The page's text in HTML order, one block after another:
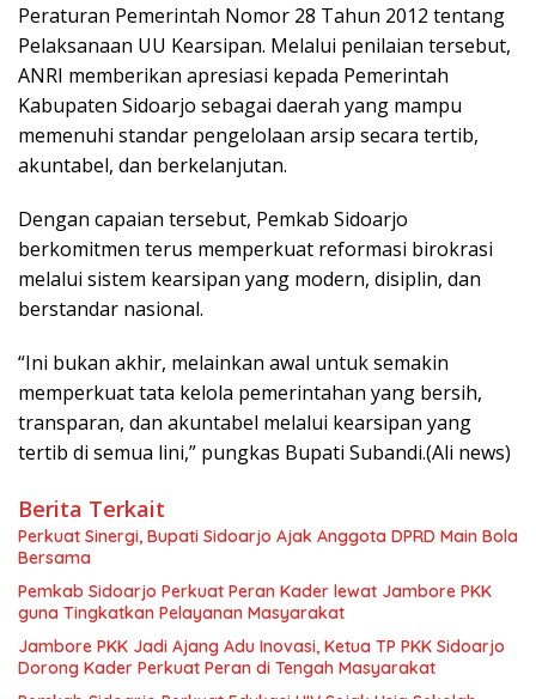
Peraturan Pemerintah Nomor 28 Tahun 2012 tentang
Pelaksanaan UU Kearsipan. Melalui penilaian tersebut,
ANRI memberikan apresiasi kepada Pemerintah
Kabupaten Sidoarjo sebagai daerah yang mampu
memenuhi standar pengelolaan arsip secara tertib,
akuntabel, dan berkelanjutan.
Dengan capaian tersebut, Pemkab Sidoarjo
berkomitmen terus memperkuat reformasi birokrasi
melalui sistem kearsipan yang modern, disiplin, dan
berstandar nasional.
“Ini bukan akhir, melainkan awal untuk semakin
memperkuat tata kelola pemerintahan yang bersih,
transparan, dan akuntabel melalui kearsipan yang
tertib di semua lini,” pungkas Bupati Subandi.(Ali news)
Berita Terkait
Perkuat Sinergi, Bupati Sidoarjo Ajak Anggota DPRD Main Bola
Bersama
Pemkab Sidoarjo Perkuat Peran Kader lewat Jambore PKK
guna Tingkatkan Pelayanan Masyarakat
Jambore PKK Jadi Ajang Adu Inovasi, Ketua TP PKK Sidoarjo
Dorong Kader Perkuat Peran di Tengah Masyarakat